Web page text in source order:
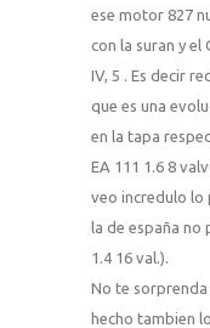
ese motor 827
con la suran y el
IV, 5 . Es decir
que es una
en la tapa
EA 111 1.6 8
veo incredulo lo
la de españa no
1.4 16 val.).
No te
hecho tambien